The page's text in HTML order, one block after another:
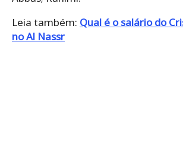
Leia também: Qual é o salário do
no Al Nassr